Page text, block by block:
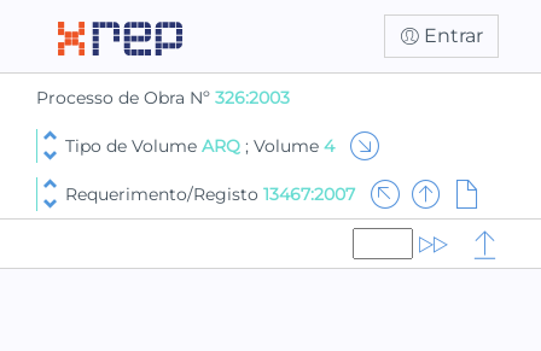
Entrar
Processo de Obra Nº 326:2003
Tipo de Volume ARQ ; Volume 4
Requerimento/Registo 13467:2007